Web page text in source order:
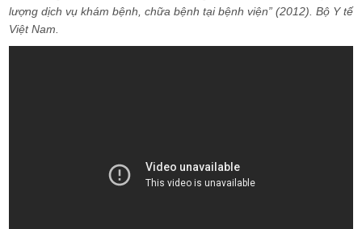
lượng dịch vụ khám bệnh, chữa bệnh tại bệnh viện” (2012). Bộ Y tế
Việt Nam.